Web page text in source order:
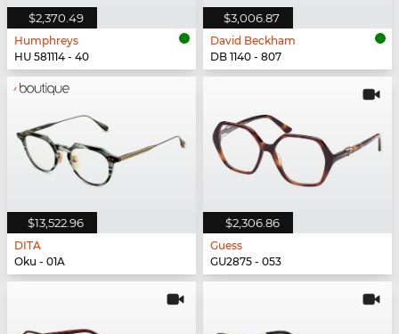
$2,370.49
Humphreys
HU 581114 - 40
$3,006.87
David Beckham
DB 1140 - 807
$13,522.96
DITA
Oku - 01A
$2,306.86
Guess
GU2875 - 053